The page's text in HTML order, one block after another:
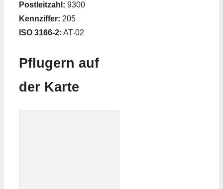
Postleitzahl: 9300
Kennziffer: 205
ISO 3166-2: AT-02
Pflugern auf
der Karte